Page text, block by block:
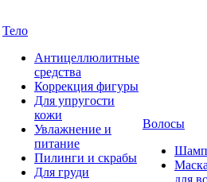
Тело
Антицеллюлитные
средства
Коррекция фигуры
Для упругости
кожи
Увлажнение и
питание
Пилинги и скрабы
Для груди
Волосы
для